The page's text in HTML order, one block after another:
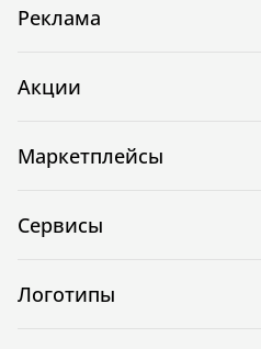
Реклама
Акции
Маркетплейсы
Сервисы
Логотипы